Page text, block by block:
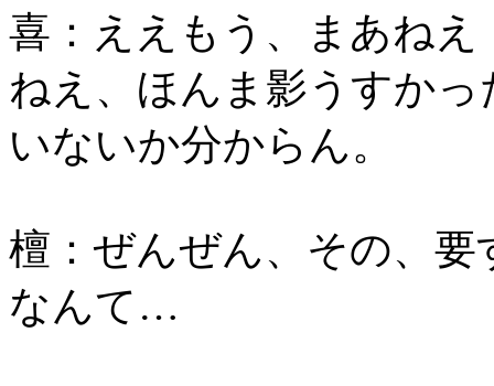
喜：ええもう、まあね
ねえ、ほんま影うすか
いないか分からん。
檀：ぜんぜん、その、
なんて…